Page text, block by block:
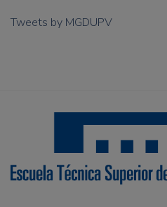
Tweets by MGDUPV